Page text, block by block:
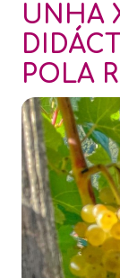
UNHA
POLA